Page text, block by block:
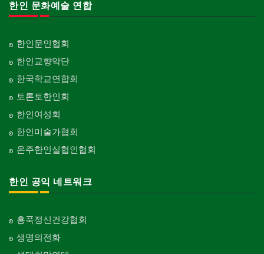
한인 문화예술 연합
한인문인협회
한인교향악단
한국학교연합회
토론토한인회
한인여성회
한인미술가협회
온주한인실협인협회
한인 공익 네트워크
홍푹정신건강협회
생명의전화